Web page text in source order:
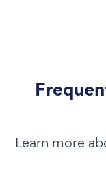
Learn more